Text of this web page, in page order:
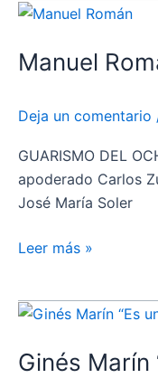
han
estar»
Manuel
Deja un comentario
GUARISMO DEL
apoderado Carlos
José María Soler
Manuel
define
Leer más »
Ginés Marín
Ginés
“Es